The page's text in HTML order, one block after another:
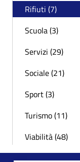
Rifiuti (7)
Scuola (3)
Servizi (29)
Sociale (21)
Sport (3)
Turismo (11)
Viabilità (48)